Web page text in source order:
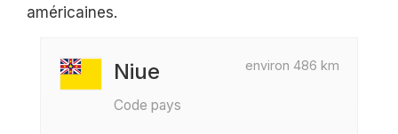
américaines.
environ 486 km
Niue
Code pays